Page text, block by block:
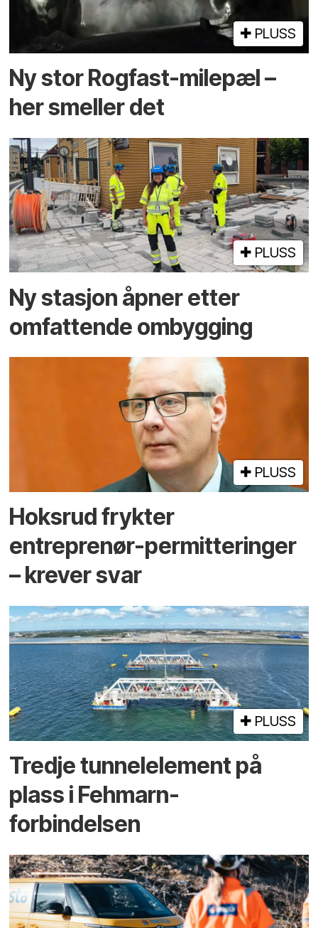
PLUSS
Ny stor Rogfast-milepæl –
her smeller det
PLUSS
Ny stasjon åpner etter
omfattende ombygging
PLUSS
Hoksrud frykter
entreprenør-permitteringer
– krever svar
PLUSS
Tredje tunnel­element på
plass i Fehmarn-
forbindelsen